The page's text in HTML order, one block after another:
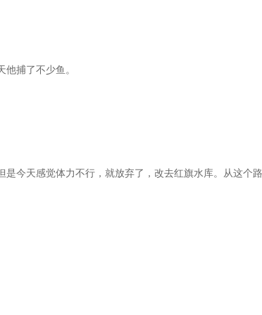
捕了不少鱼。
今天感觉体力不行，就放弃了，改去红旗水库。从这个路